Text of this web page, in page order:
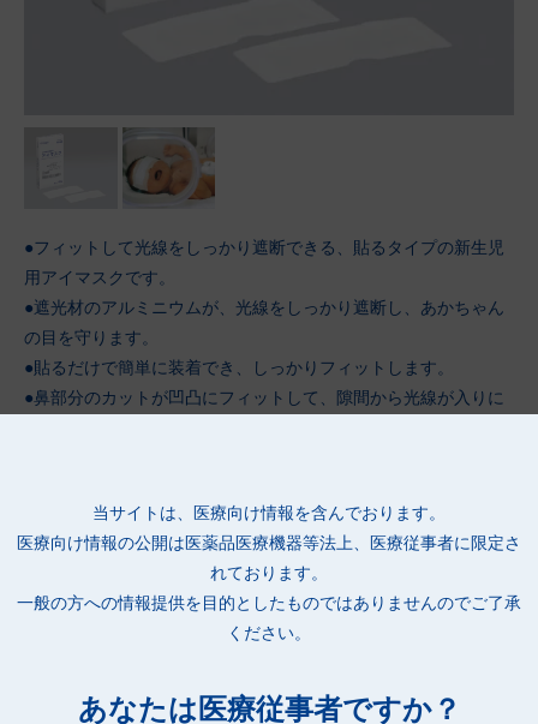
当サイトは、医療向け情報を含んでおります。
医療向け情報の公開は 医薬品医療機器等法上、医療従事者に限定さ
れております。
一般の方への情報提供を目的としたものではありませんのでご了承
ください。
あなたは医療従事者ですか？
●フィットして光線をしっかり遮断できる、貼るタイプの新生児
用アイマスクです。
●遮光材のアルミニウムが、光線をしっかり遮断し、あかちゃん
の目を守ります。
●貼るだけで簡単に装着でき、しっかりフィットします。
●鼻部分のカットが凹凸にフィットして、隙間から光線が入りに
剥がしても再度貼ることができます。
●メッシュタイプの不織布のため、ムレにくくなっています。